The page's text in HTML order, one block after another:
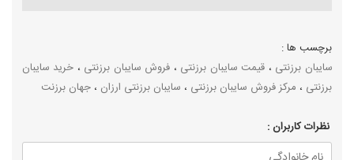
برچسب ها :
سایبان برزنتی ، قیمت سایبان برزنتی ، فروش سایبان برزنتی ، خرید سایبان
برزنتی ، مرکز فروش سایبان برزنتی ، سایبان برزنتی ارزان ، جهان برزنت
نظرات كاربران :